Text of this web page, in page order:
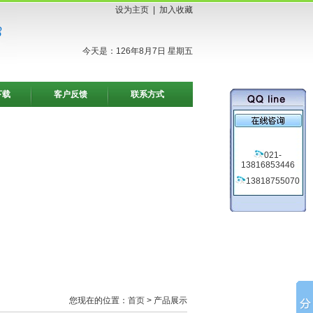
设为主页 加入收藏
今天是：126年8月7日 星期五
载 客户反馈 联系方式
您现在的位置： 首页 > 产品展示
021-
13816853446
13818755070